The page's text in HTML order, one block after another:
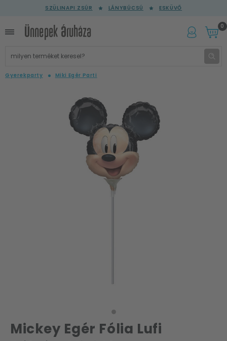
SZÜLINAPI ZSÚR LÁNYBÚCSÚ ESKÜVŐ
0
Gyerekparty Miki Egér Parti
Mickey Egér Fólia Lufi